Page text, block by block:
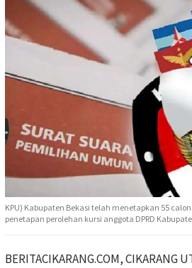
KPU) Kabupaten Bekasi telah menetapkan 55
penetapan perolehan kursi anggota DPRD
BERITACIKARANG.COM, CIKARANG